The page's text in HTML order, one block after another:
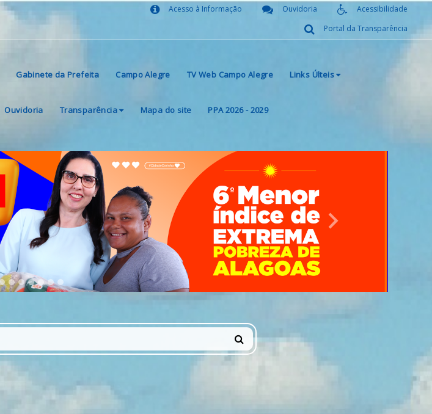
Acessibilidade
Ouvidoria
Acesso à Informação
Portal da Transparência
Gabinete da Prefeita Campo Alegre TV Web Campo Alegre Links Últeis
Ouvidoria Transparência Mapa do site PPA 2026 - 2029
Next